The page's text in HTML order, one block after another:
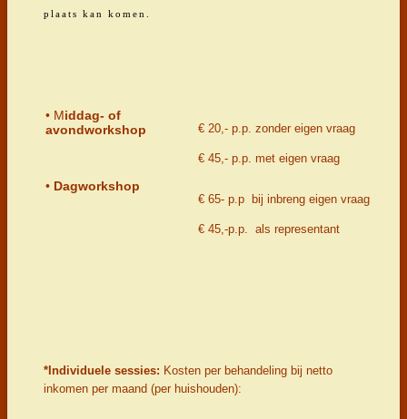
plaats kan komen.
• Middag- of
avondworkshop
€ 20,- p.p. zonder eigen vraag
€ 45,- p.p. met eigen vraag
• Dagworkshop
€ 65- p.p bij inbreng eigen vraag
€ 45,-p.p. als representant
*Individuele sessies: Kosten per behandeling bij netto
inkomen per maand (per huishouden):